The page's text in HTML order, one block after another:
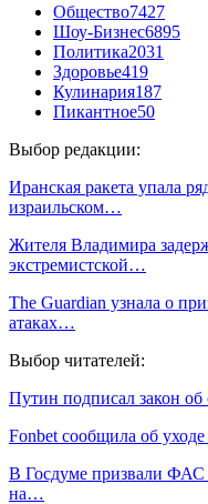
Общество7427
Шоу-Бизнес6895
Политика2031
Здоровье419
Кулинария187
Пикантное50
Выбор редакции:
Иранская ракета упала
израильском…
Жителя Владимира
экстремистской…
The Guardian узнала о
атаках…
Выбор читателей:
Путин подписал закон
Fonbet сообщила об
В Госдуме призвали ФАС
на…